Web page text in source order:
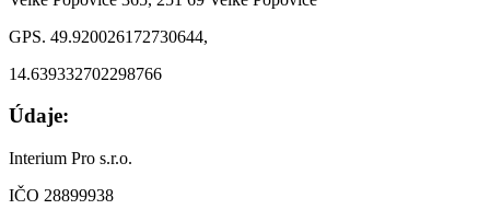
GPS. 49.920026172730644,
14.639332702298766
Údaje:
Interium Pro s.r.o.
IČO 28899938